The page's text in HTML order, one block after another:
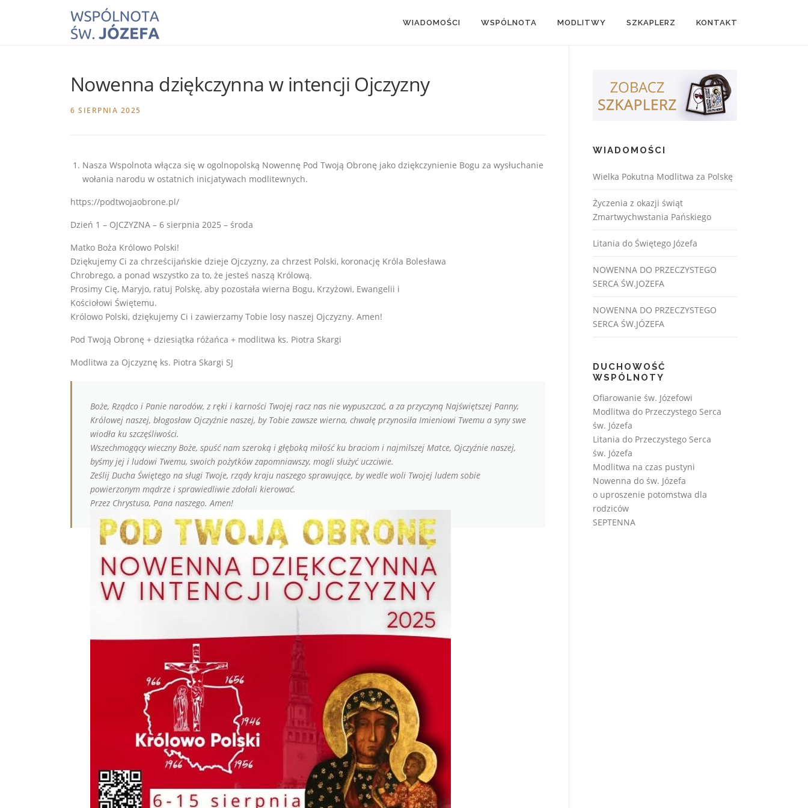
WIADOMOŚCI WSPÓLNOTA MODLITWY SZKAPLERZ KONTAKT
Nowenna dziękczynna w intencji Ojczyzny
6 SIERPNIA 2025
Nasza Wspolnota włącza się w ogolnopolską Nowennę Pod Twoją Obronę jako dziękczynienie Bogu za wysłuchanie
wołania narodu w ostatnich inicjatywach modlitewnych.
https://podtwojaobrone.pl/
Dzień 1 – OJCZYZNA – 6 sierpnia 2025 – środa
Matko Boża Królowo Polski!
Dziękujemy Ci za chrześcijańskie dzieje Ojczyzny, za chrzest Polski, koronację Króla Bolesława
Chrobrego, a ponad wszystko za to, że jesteś naszą Królową.
Prosimy Cię, Maryjo, ratuj Polskę, aby pozostała wierna Bogu, Krzyżowi, Ewangelii i
Kościołowi Świętemu.
Królowo Polski, dziękujemy Ci i zawierzamy Tobie losy naszej Ojczyzny. Amen!
Pod Twoją Obronę + dziesiątka różańca + modlitwa ks. Piotra Skargi
Modlitwa za Ojczyznę ks. Piotra Skargi SJ
Boże, Rządco i Panie narodów, z ręki i karności Twojej racz nas nie wypuszczać, a za przyczyną Najświętszej Panny,
Królowej naszej, błogosław Ojczyźnie naszej, by Tobie zawsze wierna, chwałę przynosiła Imieniowi Twemu a syny swe
wiodła ku szczęśliwości.
Wszechmogący wieczny Boże, spuść nam szeroką i głęboką miłość ku braciom i najmilszej Matce, Ojczyźnie naszej,
byśmy jej i ludowi Twemu, swoich pożytków zapomniawszy, mogli służyć uczciwie.
Ześlij Ducha Świętego na sługi Twoje, rządy kraju naszego sprawujące, by wedle woli Twojej ludem sobie
powierzonym mądrze i sprawiedliwie zdołali kierować.
Przez Chrystusa, Pana naszego. Amen!
WIADOMOŚCI
Wielka Pokutna Modlitwa za Polskę
Życzenia z okazji świąt
Zmartwychwstania Pańskiego
Litania do Świętego Józefa
NOWENNA DO PRZECZYSTEGO
SERCA ŚW.JOZEFA
NOWENNA DO PRZECZYSTEGO
SERCA ŚW.JÓZEFA
DUCHOWOŚĆ
WSPÓLNOTY
Ofiarowanie św. Józefowi
Modlitwa do Przeczystego Serca
św. Józefa
Litania do Przeczystego Serca
św. Józefa
Modlitwa na czas pustyni
Nowenna do św. Józefa
o uproszenie potomstwa dla
rodziców
SEPTENNA